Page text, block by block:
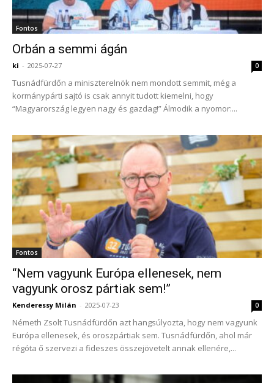
Fontos
Orbán a semmi ágán
ki - 2025-07-27 0
Tusnádfürdőn a miniszterelnök nem mondott semmit, még a
kormánypárti sajtó is csak annyit tudott kiemelni, hogy
“Magyarország legyen nagy és gazdag!” Álmodik a nyomor:...
Fontos
“Nem vagyunk Európa ellenesek, nem
vagyunk orosz pártiak sem!”
Kenderessy Milán - 2025-07-23 0
Németh Zsolt Tusnádfürdőn azt hangsúlyozta, hogy nem vagyunk
Európa ellenesek, és oroszpártiak sem. Tusnádfürdőn, ahol már
régóta ő szervezi a fideszes összejövetelt annak ellenére,...